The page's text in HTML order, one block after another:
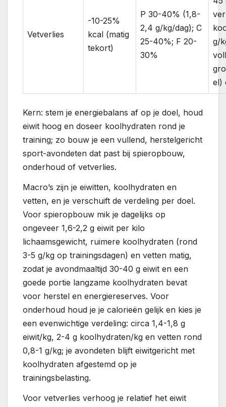
Vetverlies
-10-25%
kcal (matig
tekort)
P 30-40% (1,8-
2,4 g/kg/dag); C
25-40%; F 20-
30%
g/
el)
Kern: stem je energiebalans af op je doel, houd
eiwit hoog en doseer koolhydraten rond je
training; zo bouw je een vullend, herstelgericht
sport-avondeten dat past bij spieropbouw,
onderhoud of vetverlies.
Macro’s zijn je eiwitten, koolhydraten en
vetten, en je verschuift de verdeling per doel.
Voor spieropbouw mik je dagelijks op
ongeveer 1,6-2,2 g eiwit per kilo
lichaamsgewicht, ruimere koolhydraten (rond
3-5 g/kg op trainingsdagen) en vetten matig,
zodat je avondmaaltijd 30-40 g eiwit en een
goede portie langzame koolhydraten bevat
voor herstel en energiereserves. Voor
onderhoud houd je je calorieën gelijk en kies je
een evenwichtige verdeling: circa 1,4-1,8 g
eiwit/kg, 2-4 g koolhydraten/kg en vetten rond
0,8-1 g/kg; je avondeten blijft eiwitgericht met
koolhydraten afgestemd op je
trainingsbelasting.
Voor vetverlies verhoog je relatief het eiwit